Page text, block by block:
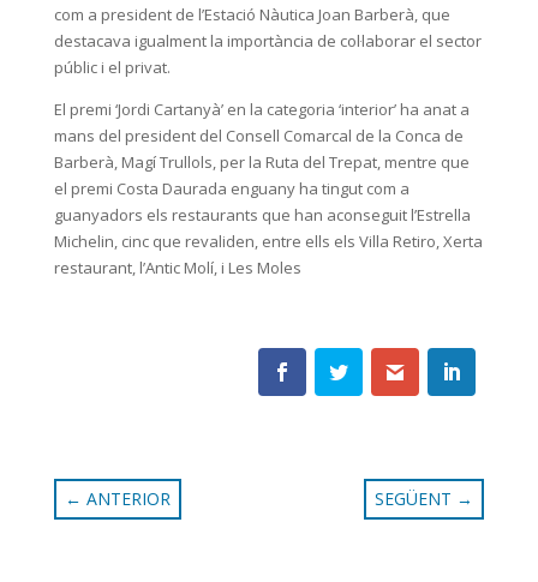
com a president de l’Estació Nàutica Joan Barberà, que
destacava igualment la importància de col·laborar el sector
públic i el privat.
El premi ‘Jordi Cartanyà’ en la categoria ‘interior’ ha anat a
mans del president del Consell Comarcal de la Conca de
Barberà, Magí Trullols, per la Ruta del Trepat, mentre que
el premi Costa Daurada enguany ha tingut com a
guanyadors els restaurants que han aconseguit l’Estrella
Michelin, cinc que revaliden, entre ells els Villa Retiro, Xerta
restaurant, l’Antic Molí, i Les Moles
← ANTERIOR SEGÜENT →